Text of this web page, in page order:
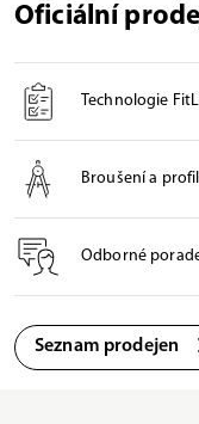
Oficiální
Technologie
Broušení a
Odborné
Seznam prodejen